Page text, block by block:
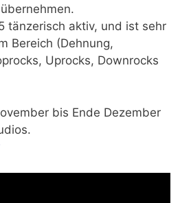
tänzerisch aktiv, und ist sehr
Bereich (Dehnung,
Uprocks, Downrocks
bis Ende Dezember